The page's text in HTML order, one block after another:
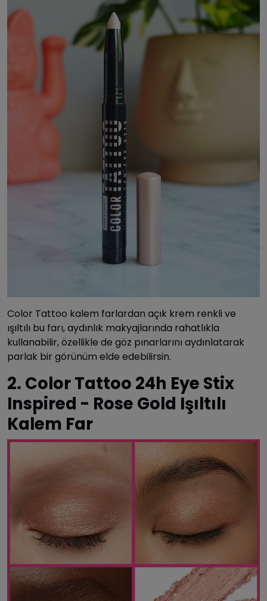
Color Tattoo kalem farlardan açık krem renkli ve
ışıltılı bu farı, aydınlık makyajlarında rahatlıkla
kullanabilir, özellikle de göz pınarlarını aydınlatarak
parlak bir görünüm elde edebilirsin.
2. Color Tattoo 24h Eye Stix
Inspired - Rose Gold Işıltılı
Kalem Far